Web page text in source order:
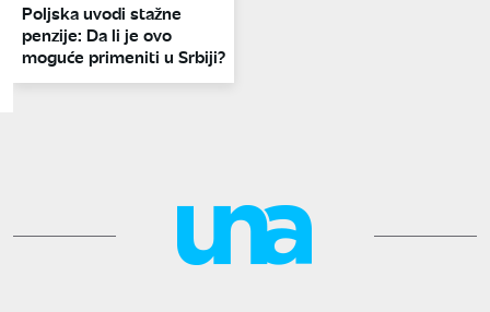
Poljska uvodi stažne
penzije: Da li je ovo
moguće primeniti u Srbiji?